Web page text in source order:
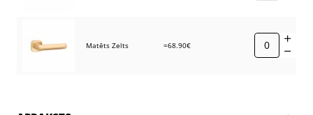
Matēts Zelts =68.90€